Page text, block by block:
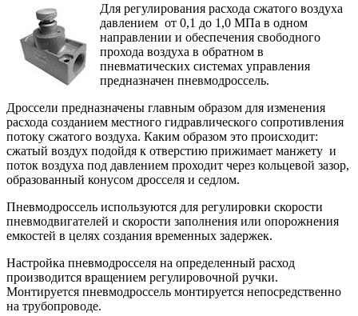
Для регулирования расхода сжатого воздуха
давлением от 0,1 до 1,0 МПа в одном
направлении и обеспечения свободного
прохода воздуха в обратном в
пневматических системах управления
предназначен пневмодроссель.
Дроссели предназначены главным образом для изменения
расхода созданием местного гидравлического сопротивления
потоку сжатого воздуха. Каким образом это происходит:
сжатый воздух подойдя к отверстию прижимает манжету и
поток воздуха под давлением проходит через кольцевой зазор,
образованный конусом дросселя и седлом.
Пневмодроссель используются для регулировки скорости
пневмодвигателей и скорости заполнения или опорожнения
емкостей в целях создания временных задержек.
Настройка пневмодросселя на определенный расход
производится вращением регулировочной ручки.
Монтируется пневмодроссель монтируется непосредственно
на трубопроводе.